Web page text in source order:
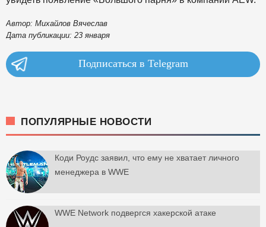
Автор: Михайлов Вячеслав
Дата публикации: 23 января
Подписаться в Telegram
ПОПУЛЯРНЫЕ НОВОСТИ
Коди Роудс заявил, что ему не хватает личного
менеджера в WWE
WWE Network подвергся хакерской атаке